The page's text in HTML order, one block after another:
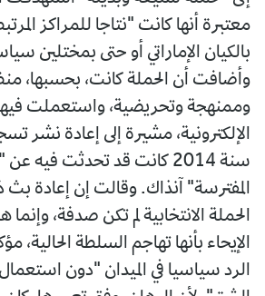
معتبرة أنها كانت "نتاجا للمراكز
بالكيان الإماراتي أو حتى بمختلين
وأضافت أن الحملة كانت، بحسبها،
وممنهجة وتحريضية، واستعملت
الإلكترونية، مشيرة إلى إعادة نشر
سنة 2014 كانت قد تحدثت فيه
المفترسة" آنذاك. وقالت إن إعادة بث
الحملة الانتخابية لم تكن صدفة،
الإيحاء بأنها تهاجم السلطة الحالية،
الرد سياسيا في الميدان "دون